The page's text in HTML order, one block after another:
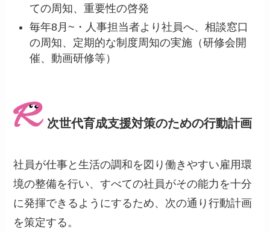
ての周知、重要性の啓発
毎年8月~・人事担当者より社員へ、相談窓口
の周知、定期的な制度周知の実施（研修会開
催、動画研修等）
次世代育成支援対策のための行動計画
社員が仕事と生活の調和を図り働きやすい雇用環
境の整備を行い、すべての社員がその能力を十分
に発揮できるようにするため、次の通り行動計画
を策定する。